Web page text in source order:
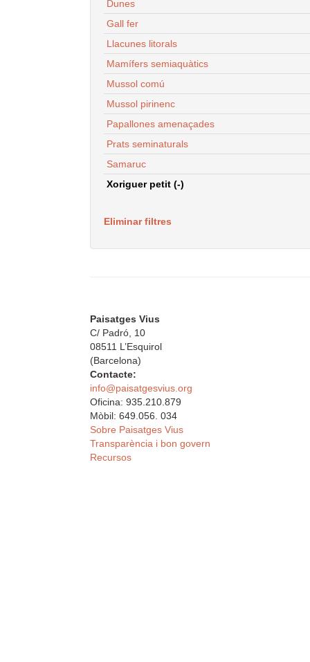
Dunes
Gall fer
Llacunes litorals
Mamífers semiaquàtics
Mussol comú
Mussol pirinenc
Papallones amenaçades
Prats seminaturals
Samaruc
Xoriguer petit (-)
Eliminar filtres
Paisatges Vius
C/ Padró, 10
08511 L’Esquirol
(Barcelona)
Contacte:
info@paisatgesvius.org
Oficina: 935.210.879
Mòbil: 649.056. 034
Sobre Paisatges Vius
Transparència i bon govern
Recursos